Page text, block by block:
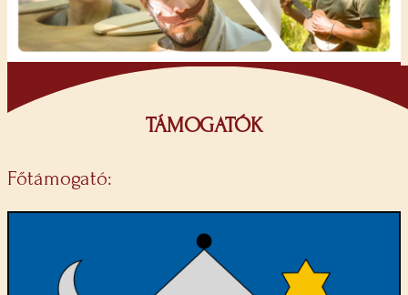
TÁMOGATÓK
Főtámogató: